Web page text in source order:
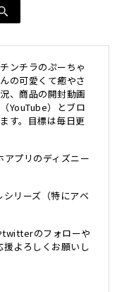
ンチラのぷーちゃ
の可愛くて癒やさ
、商品の開封動画
YouTube）とブロ
す。目標は毎日更
プリのディズニー
リーズ（特にアベ
twitterのフォローや
よろしくお願いし